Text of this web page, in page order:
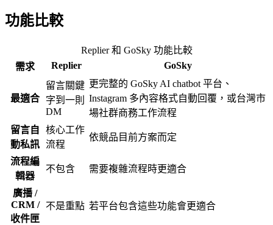
功能比較
Replier 和 GoSky 功能比較
需求
Replier GoSky
最適合
留言關鍵
字到一則
DM
更完整的 GoSky AI chatbot 平台、
Instagram 多內容格式自動回覆，或台灣市
場社群商務工作流程
留言自
動私訊
核心工作
流程
依競品目前方案而定
流程編
輯器
不包含 需要複雜流程時更適合
廣播 /
CRM /
收件匣
不是重點 若平台包含這些功能會更適合